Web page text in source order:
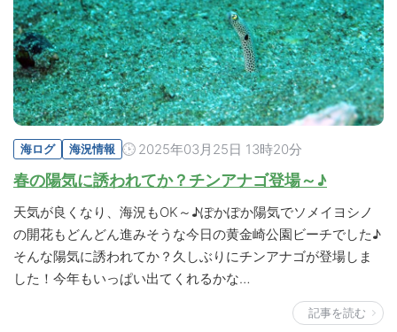
海ログ 海況情報 2025年03月25日 13時20分
春の陽気に誘われてか？チンアナゴ登場～♪
天気が良くなり、海況もOK～♪ぽかぽか陽気でソメイヨシノ
の開花もどんどん進みそうな今日の黄金崎公園ビーチでした♪
そんな陽気に誘われてか？久しぶりにチンアナゴが登場しま
した！今年もいっぱい出てくれるかな…
記事を読む